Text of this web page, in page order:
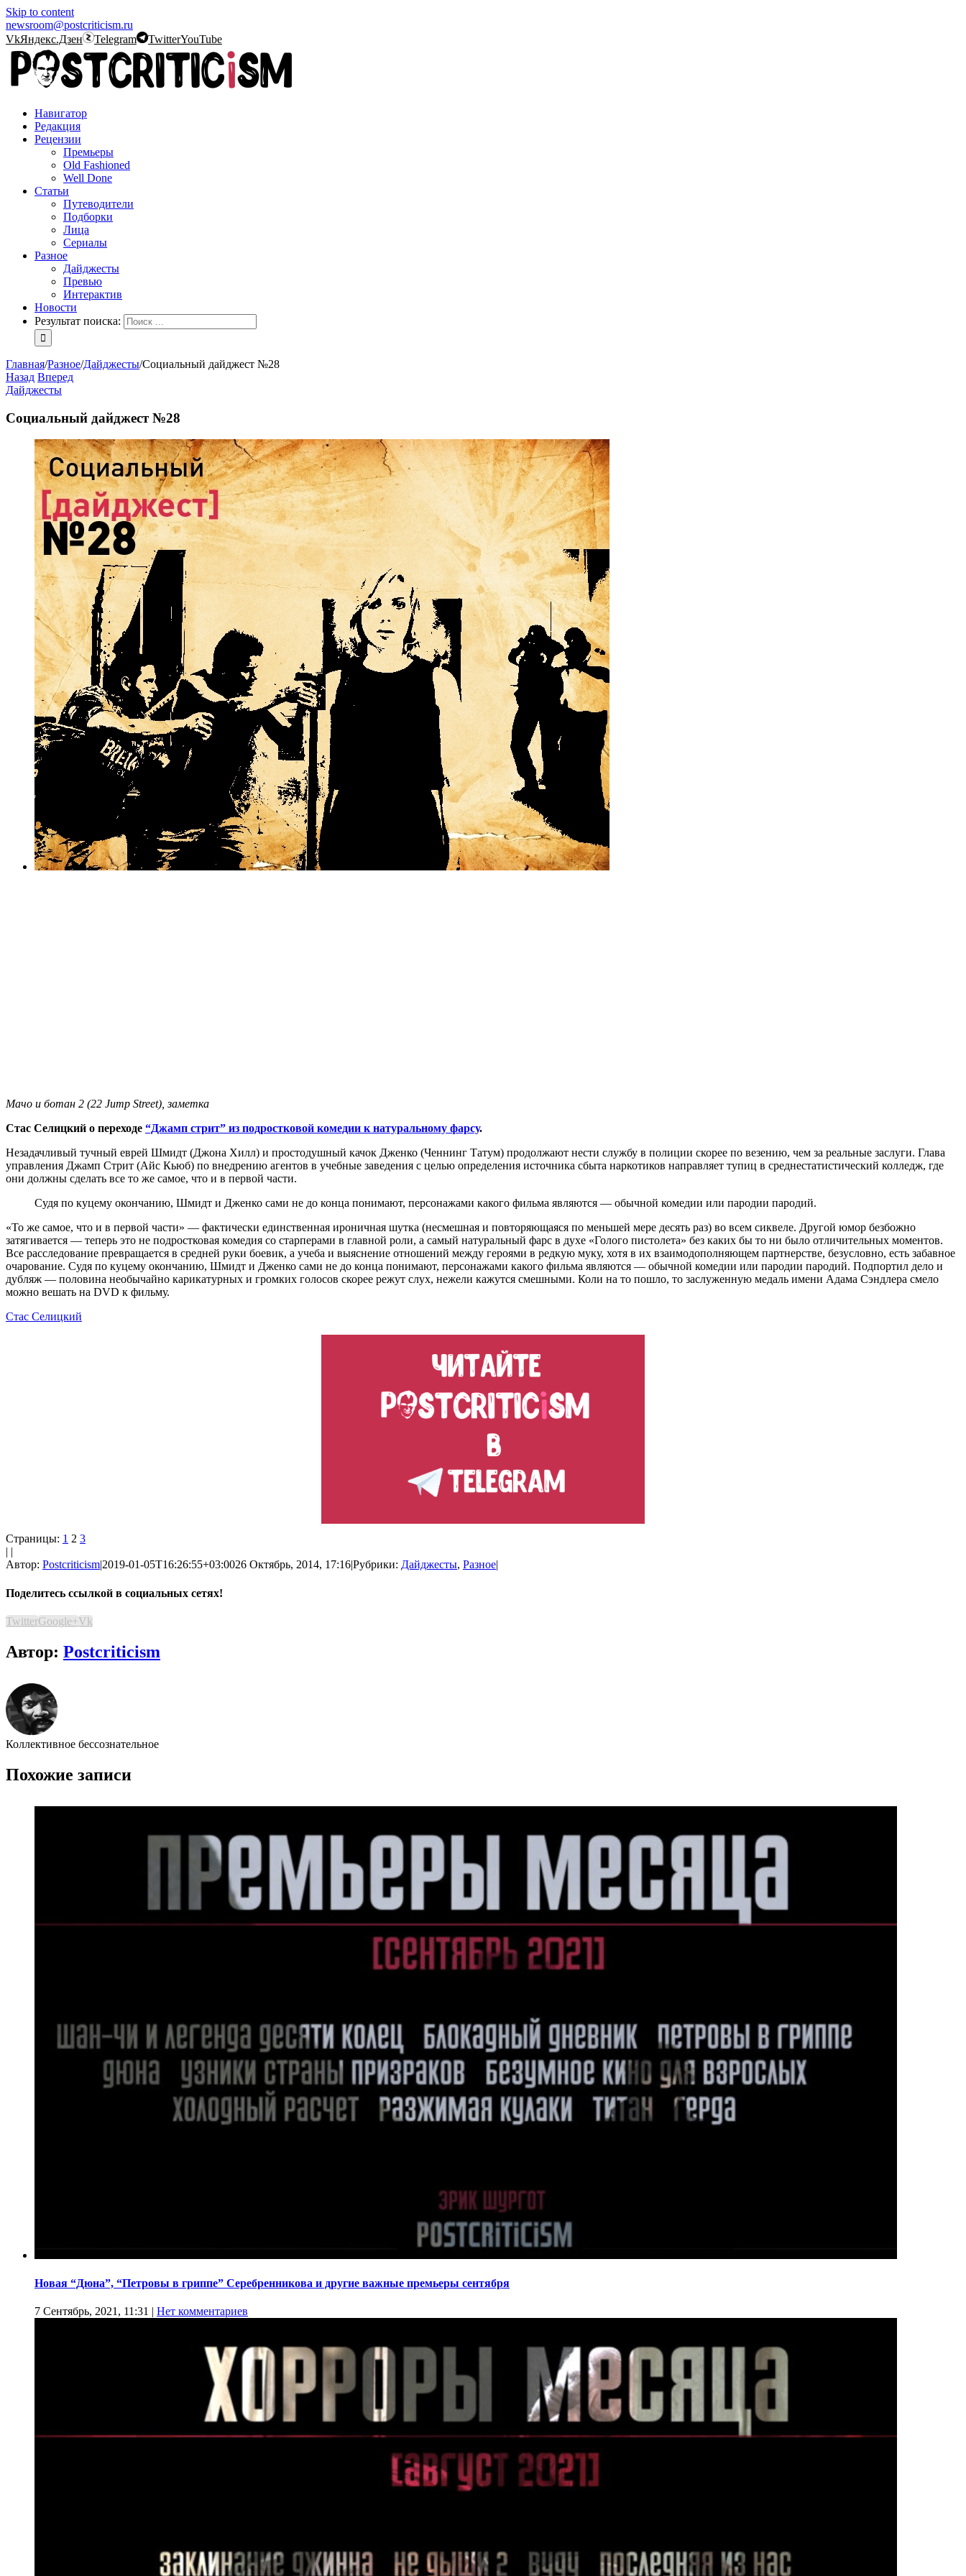
Skip to content
newsroom@postcriticism.ru
VkЯндекс.Дзен Telegram TwitterYouTube
Навигатор
Редакция
Рецензии
Премьеры
Old Fashioned
Well Done
Статьи
Путеводители
Подборки
Лица
Сериалы
Разное
Дайджесты
Превью
Интерактив
Новости
Результат поиска:
Главная/Разное/Дайджесты/Социальный дайджест №28
Назад Вперед
Дайджесты
Социальный дайджест №28
Мачо и ботан 2 (22 Jump Street), заметка
Стас Селицкий о переходе “Джамп стрит” из подростковой комедии к натуральному фарсу.
Незадачливый тучный еврей Шмидт (Джона Хилл) и простодушный качок Дженко (Ченнинг Татум) продолжают нести службу в полиции скорее по везению, чем за реальные заслуги. Глава
управления Джамп Стрит (Айс Кьюб) по внедрению агентов в учебные заведения с целью определения источника сбыта наркотиков направляет тупиц в среднестатистический колледж, где
они должны сделать все то же самое, что и в первой части.
Судя по куцему окончанию, Шмидт и Дженко сами не до конца понимают, персонажами какого фильма являются ― обычной комедии или пародии пародий.
«То же самое, что и в первой части» ― фактически единственная ироничная шутка (несмешная и повторяющаяся по меньшей мере десять раз) во всем сиквеле. Другой юмор безбожно
затягивается ― теперь это не подростковая комедия со старперами в главной роли, а самый натуральный фарс в духе «Голого пистолета» без каких бы то ни было отличительных моментов.
Все расследование превращается в средней руки боевик, а учеба и выяснение отношений между героями в редкую муку, хотя в их взаимодополняющем партнерстве, безусловно, есть забавное
очарование. Судя по куцему окончанию, Шмидт и Дженко сами не до конца понимают, персонажами какого фильма являются ― обычной комедии или пародии пародий. Подпортил дело и
дубляж ― половина необычайно карикатурных и громких голосов скорее режут слух, нежели кажутся смешными. Коли на то пошло, то заслуженную медаль имени Адама Сэндлера смело
можно вешать на DVD к фильму.
Стас Селицкий
Страницы: 1 2 3
| |
Автор: Postcriticism|2019-01-05T16:26:55+03:0026 Октябрь, 2014, 17:16|Рубрики: Дайджесты, Разное|
Поделитесь ссылкой в социальных сетях!
TwitterGoogle+Vk
Автор: Postcriticism
Коллективное бессознательное
Похожие записи
Новая “Дюна”, “Петровы в гриппе” Серебренникова и другие важные премьеры сентября
7 Сентябрь, 2021, 11:31 | Нет комментариев